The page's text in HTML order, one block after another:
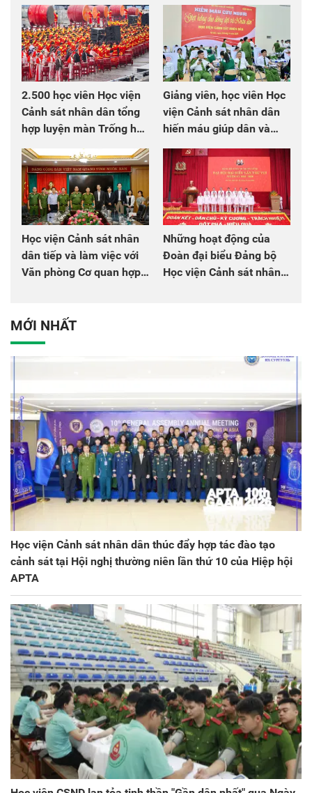
2.500 học viên Học viện
Cảnh sát nhân dân tổng
hợp luyện màn Trống hội
chào mừng Đại hội Đảng
Giảng viên, học viên Học
viện Cảnh sát nhân dân
hiến máu giúp dân và
đồng đội
Học viện Cảnh sát nhân
dân tiếp và làm việc với
Văn phòng Cơ quan hợp
Những hoạt động của
Đoàn đại biểu Đảng bộ
Học viện Cảnh sát nhân
MỚI NHẤT
Học viện Cảnh sát nhân dân thúc đẩy hợp tác đào tạo
cảnh sát tại Hội nghị thường niên lần thứ 10 của Hiệp hội
APTA